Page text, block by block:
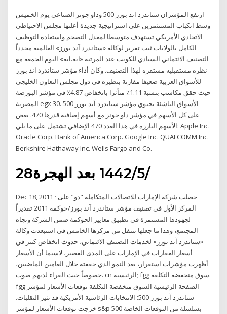
ارتفع المؤشران ستاندرد اند بورز 500 وداو جونز الصناعي يوم الخميس
وسط انكباب المستثمرين على استراتيجية جديدة أعلنها مجلس الاحتياطي
الاتحادي الأمريكي تستهدف متوسطا لمعدل التضخم واستعادة التوظيف
الكامل بالولايات ثبت تقرير لوكالة «ستاندرد آند بورز» العالمية مجدداً
التصنيف الائتماني السيادي للكويت عند المرتبة «ايه.ايه» اليوم الجمعة مع
نظرة مستقبلية مستقرة لهذا التصنيف. وكان أداء مؤشر ستاندرد اند بورز
للأسواق العربية ضعيفا مقارنة بنظيره في دول مجلس التعاون الخليجي
حيث حقق مكاسب بنسبة 1.11٪ متأثرا بانخفاض 4.87٪ في مؤشر البورصة
المصرية egx 30. الأسواق الناشئة يحتوي مؤشر ستاندرد آند بورز 500
على كل الأسهم في مؤشر داو جونز مع أسهم إضافية قدرها 470. بعض
الأسهم البارزة في هذا العدد 470 الإضافي تشتمل على ما يلي: Apple Inc.
Oracle Corp. Bank of America Corp. Google Inc. QUALCOMM Inc.
Berkshire Hathaway Inc. Wells Fargo and Co.
28‏‏/5‏‏/1442 بعد الهجرة
Dec 18, 2011 · حصلت شركة الإمارات للاتصالات المتكاملة "دو" على
المركز الأول في تصنيف مؤشر ستاندرد آند بورز/حوكمة 2011 تقديراً
لجهودها المستمرة في تطبيق معايير الحوكمة ضمن الشركة وتجاه
المجتمع، وهذا ما جعلها تنتقل من مركزها الخامس في استبعدت وكالة
«ستاندرد آند بورز» لخدمات التصنيف الائتماني، حدوث انخفاض كبير في
أسعار العقارات في الإمارات على المدى القصير، لاسيما أن الأسعار
أظهرت مؤشرات استقرار، بعد النمو الذي حققته خلال العامين الماضيين،
خصوصاً حيث القراء لديهم صوت. cn الرئيسية; fgg سوق منخفضة التكلفة.
fgg الصفحة الرئيسية السوق منخفضة التكلفة توقعات الأسعار لمؤشر
ستاندرد آند بورز 500: الانتخابات الرئاسية الأمريكية قد تثير التقلبات.
خرجت توقعات الأسعار لمؤشر s&p 500 بسلسلة من التوقعات الخاصة